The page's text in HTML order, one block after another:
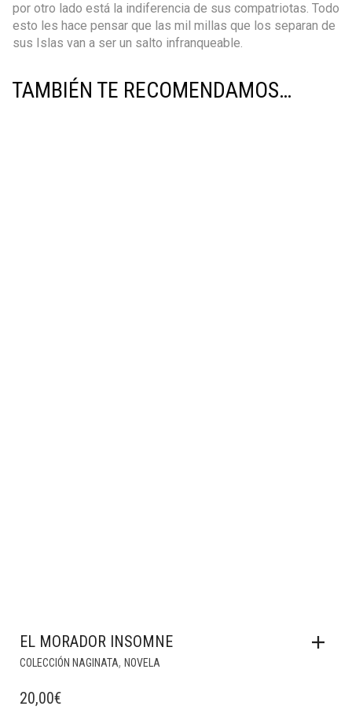
por otro lado está la indiferencia de sus compatriotas. Todo
esto les hace pensar que las mil millas que los separan de
sus Islas van a ser un salto infranqueable.
TAMBIÉN TE RECOMENDAMOS…
EL MORADOR INSOMNE
COLECCIÓN NAGINATA, NOVELA
20,00€